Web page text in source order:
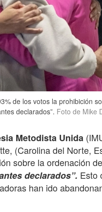
de los votos la prohibición
declarados”. Foto de Mike
Metodista Unida
(Carolina del Norte,
sobre la ordenación
declarados”. Esto
han ido